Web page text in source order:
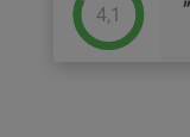
4,1